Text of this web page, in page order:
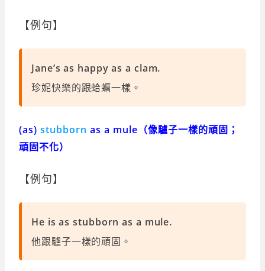
【例句】
Jane’s as happy as a clam.
珍妮快樂的跟蛤蠣一樣。
(as) stubborn as a mule（像驢子一樣的頑固；
頑固不化）
【例句】
He is as stubborn as a mule.
他跟驢子一樣的頑固。